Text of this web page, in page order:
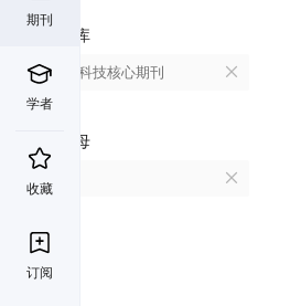
期刊
学者
收藏
订阅
数据库
中国科技核心期刊
首字母